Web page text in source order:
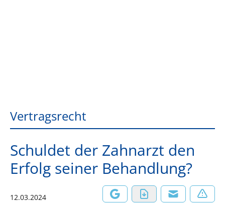
Vertragsrecht
Schuldet der Zahnarzt den
Erfolg seiner Behandlung?
12.03.2024